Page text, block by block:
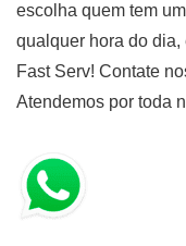
escolha quem tem
qualquer hora do
Fast Serv! Contate
Atendemos por toda